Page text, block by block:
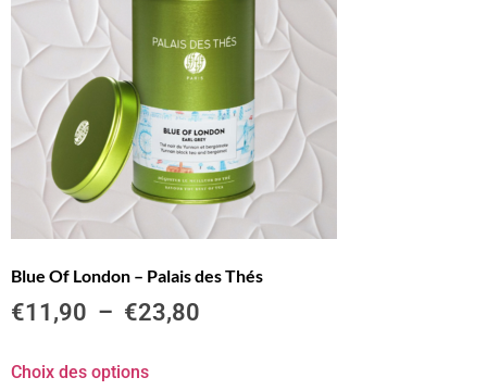
Blue Of London – Palais des Thés
€11,90 – €23,80
Choix des options